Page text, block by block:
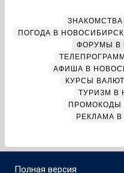
ПОГОДА В
ФОРУМЫ В
АФИША В
КУРСЫ
ТУРИЗМ В
ПРОМОКОДЫ
РЕКЛАМА
Полная версия